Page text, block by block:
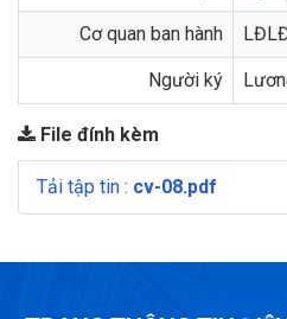
Cơ quan ban hành
Người ký
File đính kèm
Tải tập tin : cv-08.pdf